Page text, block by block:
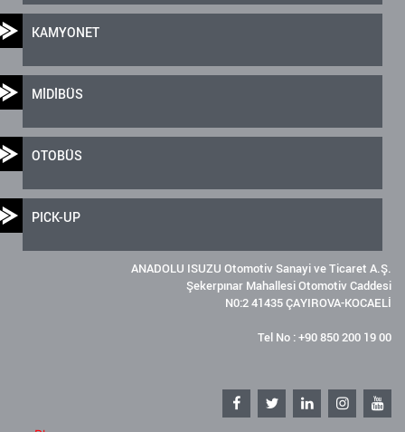
KAMYONET
MİDİBÜS
OTOBÜS
PICK-UP
ANADOLU ISUZU Otomotiv Sanayi ve Ticaret A.Ş.
Şekerpınar Mahallesi Otomotiv Caddesi
N0:2 41435 ÇAYIROVA-KOCAELİ
Tel No : +90 850 200 19 00